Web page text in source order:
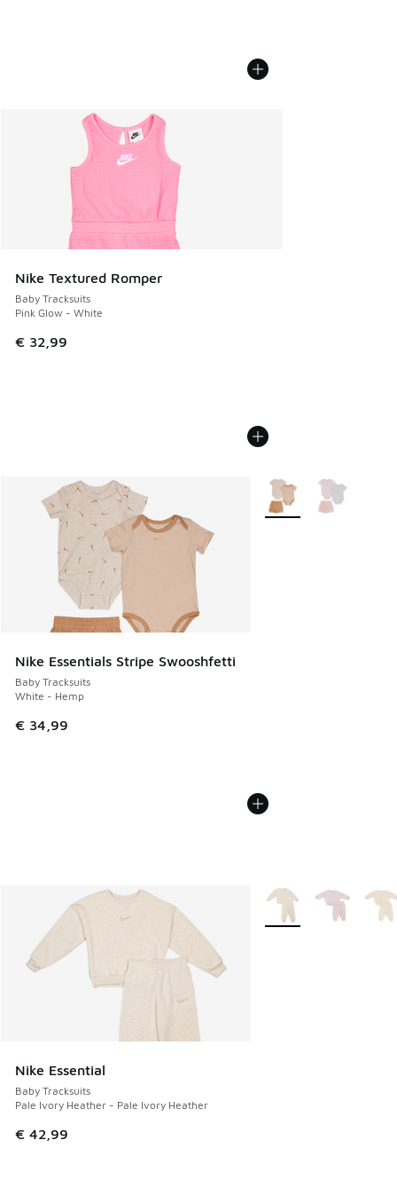
Nike Textured Romper
Baby Tracksuits
Pink Glow - White
€ 32,99
Nike Essentials Stripe Swooshfetti
Baby Tracksuits
White - Hemp
€ 34,99
Weitere Farben
Nike Essential
Baby Tracksuits
Pale Ivory Heather - Pale Ivory Heather
€ 42,99
Weitere Farben